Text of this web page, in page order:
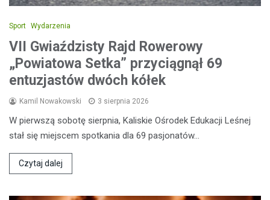
Sport Wydarzenia
VII Gwiaździsty Rajd Rowerowy
„Powiatowa Setka” przyciągnął 69
entuzjastów dwóch kółek
Kamil Nowakowski 3 sierpnia 2026
W pierwszą sobotę sierpnia, Kaliskie Ośrodek Edukacji Leśnej
stał się miejscem spotkania dla 69 pasjonatów…
Czytaj dalej